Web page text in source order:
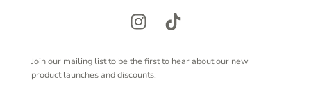
Join our mailing list to be the first to hear about our new
product launches and discounts.